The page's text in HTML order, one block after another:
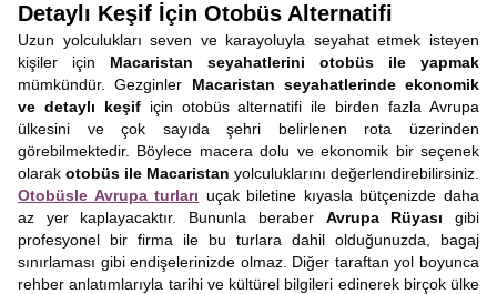
Detaylı Keşif İçin Otobüs Alternatifi
Uzun yolculukları seven ve karayoluyla seyahat etmek isteyen
kişiler için Macaristan seyahatlerini otobüs ile yapmak
mümkündür. Gezginler Macaristan seyahatlerinde ekonomik
ve detaylı keşifiçin otobüs alternatifi ile birden fazla Avrupa
ülkesini ve çok sayıda şehri belirlenen rota üzerinden
görebilmektedir. Böylece macera dolu ve ekonomik bir seçenek
olarak otobüs ile Macaristan yolculuklarını değerlendirebilirsiniz.
Otobüsle Avrupa turları uçak biletine kıyasla bütçenizde daha
az yer kaplayacaktır. Bununla beraber Avrupa Rüyası gibi
profesyonel bir firma ile bu turlara dahil olduğunuzda, bagaj
sınırlaması gibi endişelerinizde olmaz. Diğer taraftan yol boyunca
rehber anlatımlarıyla tarihi ve kültürel bilgileri edinerek birçok ülke